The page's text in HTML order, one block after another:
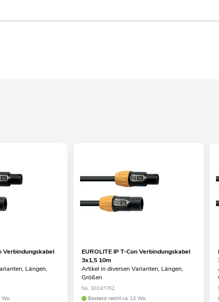
Verbindungskabel
Längen,
Wo.
EUROLITE IP T-Con Verbindungskabel
3x1,5 10m
Artikel in diversen Varianten, Längen,
Größen
No. 30247762
Bestand reicht ca. 12 Wo.